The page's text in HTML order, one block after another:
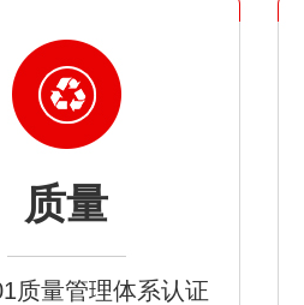
质量
质量管理体系认证